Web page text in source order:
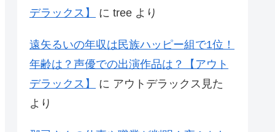
デラックス】
に tree より
遠矢るいの年収は民族ハッピー組で1位！
年齢は？声優での出演作品は？【アウト
デラックス】
に アウトデラックス見た
より